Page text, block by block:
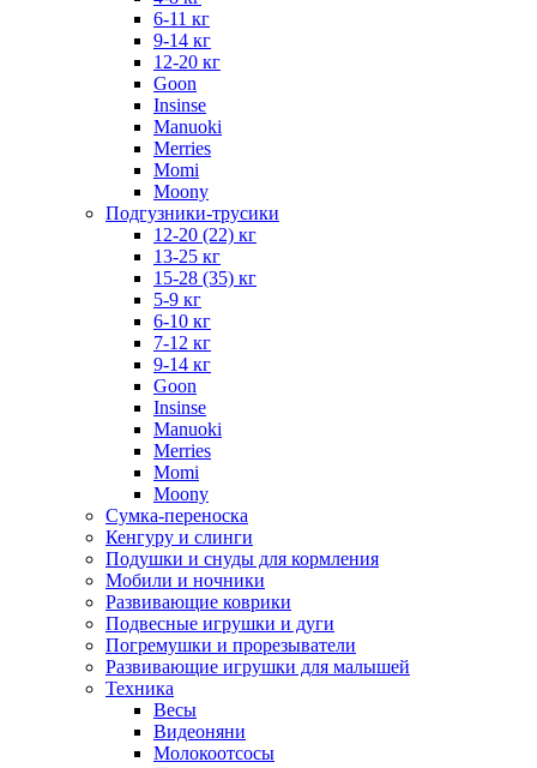
6-11 кг
9-14 кг
12-20 кг
Goon
Insinse
Manuoki
Merries
Momi
Moony
Подгузники-трусики
12-20 (22) кг
13-25 кг
15-28 (35) кг
5-9 кг
6-10 кг
7-12 кг
9-14 кг
Goon
Insinse
Manuoki
Merries
Momi
Moony
Сумка-переноска
Кенгуру и слинги
Подушки и снуды для кормления
Мобили и ночники
Развивающие коврики
Подвесные игрушки и дуги
Погремушки и прорезыватели
Развивающие игрушки для малышей
Техника
Весы
Видеоняни
Молокоотсосы